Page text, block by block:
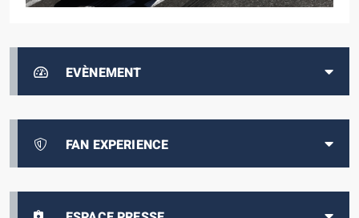
EVÈNEMENT
FAN EXPERIENCE